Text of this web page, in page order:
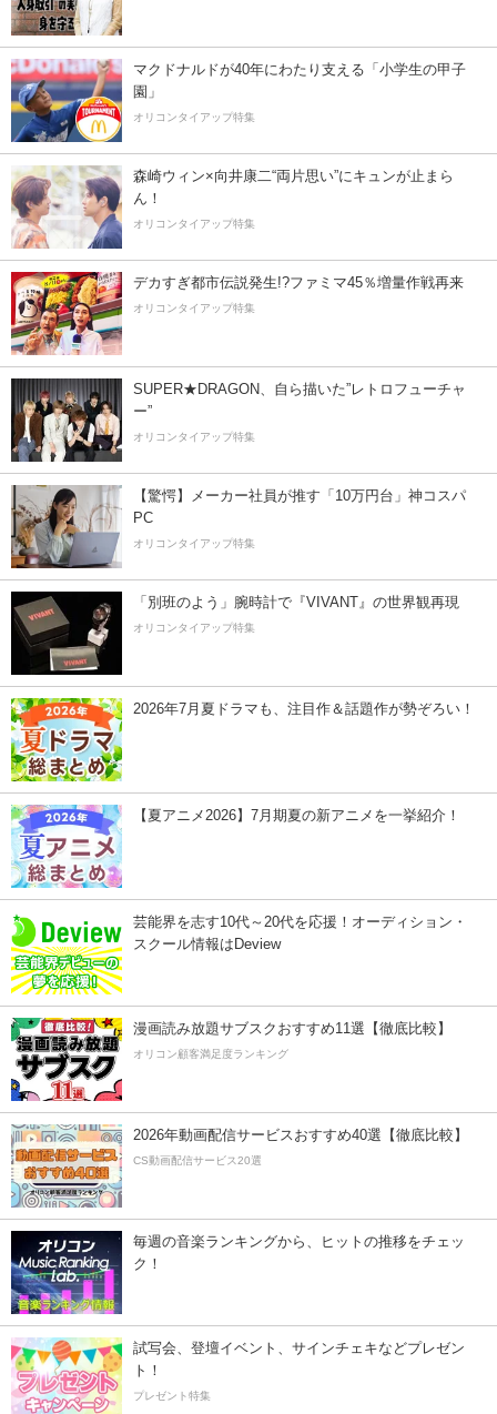
マクドナルドが40年にわたり支える「小学生の甲子
園」
オリコンタイアップ特集
森崎ウィン×向井康二“両片思い”にキュンが止まら
ん！
オリコンタイアップ特集
デカすぎ都市伝説発生!?ファミマ45％増量作戦再来
オリコンタイアップ特集
SUPER★DRAGON、自ら描いた”レトロフューチャ
ー”
オリコンタイアップ特集
【驚愕】メーカー社員が推す「10万円台」神コスパ
PC
オリコンタイアップ特集
「別班のよう」腕時計で『VIVANT』の世界観再現
オリコンタイアップ特集
2026年7月夏ドラマも、注目作＆話題作が勢ぞろい！
【夏アニメ2026】7月期夏の新アニメを一挙紹介！
芸能界を志す10代～20代を応援！オーディション・
スクール情報はDeview
漫画読み放題サブスクおすすめ11選【徹底比較】
オリコン顧客満足度ランキング
2026年動画配信サービスおすすめ40選【徹底比較】
CS動画配信サービス20選
毎週の音楽ランキングから、ヒットの推移をチェッ
ク！
試写会、登壇イベント、サインチェキなどプレゼン
ト！
プレゼント特集